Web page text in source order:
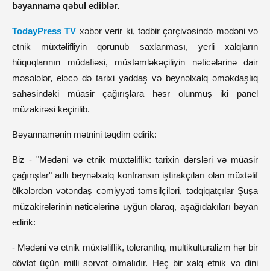
bəyannamə qəbul ediblər.
TodayPress TV xəbər verir ki, tədbir çərçivəsində mədəni və
etnik müxtəlifliyin qorunub saxlanması, yerli xalqların
hüquqlarının müdafiəsi, müstəmləkəçiliyin nəticələrinə dair
məsələlər, eləcə də tarixi yaddaş və beynəlxalq əməkdaşlıq
sahəsindəki müasir çağırışlara həsr olunmuş iki panel
müzakirəsi keçirilib.
Bəyannamənin mətnini təqdim edirik:
Biz - "Mədəni və etnik müxtəliflik: tarixin dərsləri və müasir
çağırışlar" adlı beynəlxalq konfransın iştirakçıları olan müxtəlif
ölkələrdən vətəndaş cəmiyyəti təmsilçiləri, tədqiqatçılar Şuşa
müzakirələrinin nəticələrinə uyğun olaraq, aşağıdakıları bəyan
edirik:
- Mədəni və etnik müxtəliflik, tolerantlıq, multikulturalizm hər bir
dövlət üçün milli sərvət olmalıdır. Heç bir xalq etnik və dini